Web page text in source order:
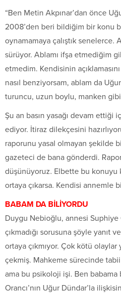
“Ben Metin Akpınar’dan önce
2008’den beri bildiğim bir konu
oynamamaya çalıştık senelerce.
sürüyor. Ablamı ifşa etmediğim
etmedim. Kendisinin
nasıl benziyorsam, ablam da
turuncu, uzun boylu, manken gibi
Şu an basın yasağı devam ettiği
ediyor. İtiraz dilekçesini
raporunu yasal olmayan şekilde
gazeteci de bana gönderdi.
düşünüyoruz. Elbette bu konuyu
ortaya çıkarsa. Kendisi annemle
BABAM DA BİLİYORDU
Duygu Nebioğlu, annesi Suphiye
çıkmadığı sorusuna şöyle yanıt
ortaya çıkmıyor. Çok kötü olaylar
çekmiş. Mahkeme sürecinde
ama bu psikoloji işi. Ben
Orancı’nın Uğur Dündar’la